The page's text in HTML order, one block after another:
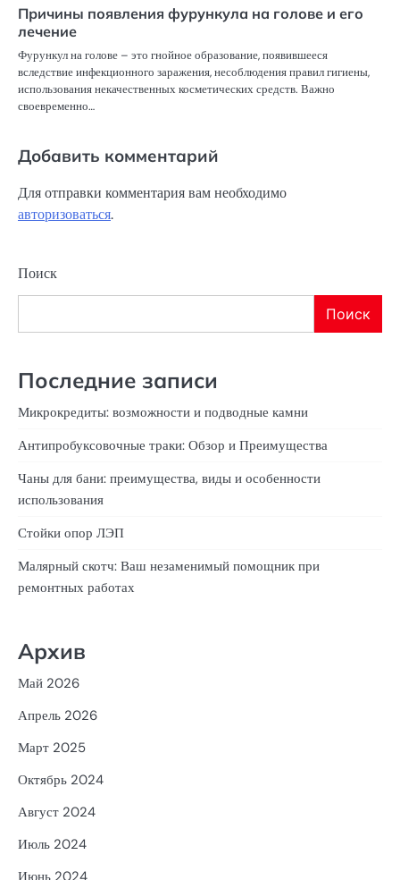
Причины появления фурункула на голове и его
лечение
Фурункул на голове – это гнойное образование, появившееся
вследствие инфекционного заражения, несоблюдения правил гигиены,
использования некачественных косметических средств. Важно
своевременно…
Добавить комментарий
Для отправки комментария вам необходимо
авторизоваться.
Поиск
Поиск
Последние записи
Микрокредиты: возможности и подводные камни
Антипробуксовочные траки: Обзор и Преимущества
Чаны для бани: преимущества, виды и особенности
использования
Стойки опор ЛЭП
Малярный скотч: Ваш незаменимый помощник при
ремонтных работах
Архив
Май 2026
Апрель 2026
Март 2025
Октябрь 2024
Август 2024
Июль 2024